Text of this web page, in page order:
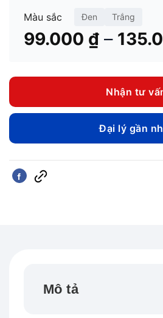
Màu sắc Đen Trắng
99.000 ₫ –
Nhận tư
Đại lý gần
Mô tả